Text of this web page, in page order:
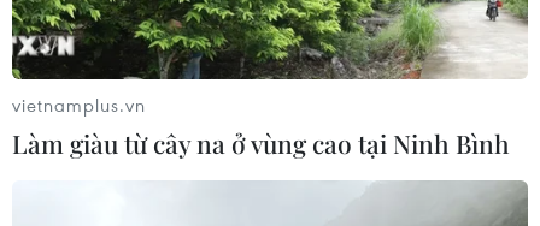
Trung Quốc duy trì cảnh báo mưa
lớn và dông mạnh
04/08/2026 11:59
Xem thêm
vietnamplus.vn
Làm giàu từ cây na ở vùng cao tại Ninh Bình